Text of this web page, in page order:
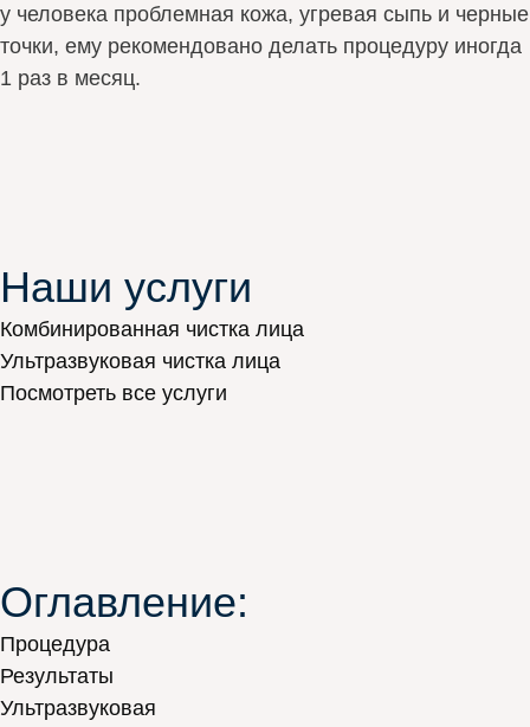
у человека проблемная кожа, угревая сыпь и черные
точки, ему рекомендовано делать процедуру иногда
1 раз в месяц.
Наши услуги
Комбинированная чистка лица
Ультразвуковая чистка лица
Посмотреть все услуги
Оглавление:
Процедура
Результаты
Ультразвуковая